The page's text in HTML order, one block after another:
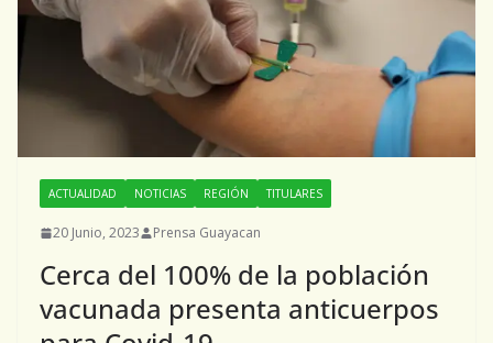
ACTUALIDAD NOTICIAS REGIÓN TITULARES
20 Junio, 2023 Prensa Guayacan
Cerca del 100% de la población
vacunada presenta anticuerpos